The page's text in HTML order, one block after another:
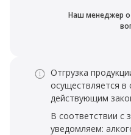
Наш менеджер
Отгрузка
осуществляется в
действующим
В соответствии с
уведомляем: